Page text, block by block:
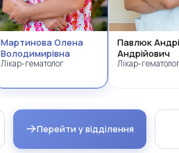
Мартинова Олена
Володимирівна
Лікар-гематолог
Павлюк
Андрійович
Лікар-
Перейти у відділення